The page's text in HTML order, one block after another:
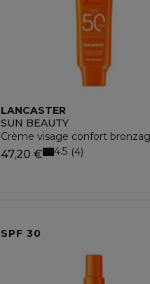
LANCASTER
SUN BEAUTY
Crème visage confort
47,20 € 4.5 4
SPF 30